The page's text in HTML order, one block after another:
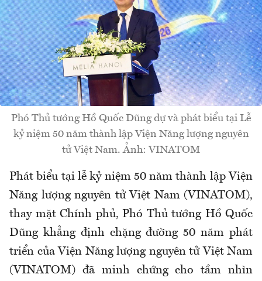
Phó Thủ tướng Hồ Quốc Dũng dự và phát biểu tại Lễ
kỷ niệm 50 năm thành lập Viện Năng lượng nguyên
tử Việt Nam. Ảnh: VINATOM
Phát biểu tại lễ kỷ niệm 50 năm thành lập Viện
Năng lượng nguyên tử Việt Nam (VINATOM),
thay mặt Chính phủ, Phó Thủ tướng Hồ Quốc
Dũng khẳng định chặng đường 50 năm phát
triển của Viện Năng lượng nguyên tử Việt Nam
(VINATOM) đã minh chứng chotầm nhìn